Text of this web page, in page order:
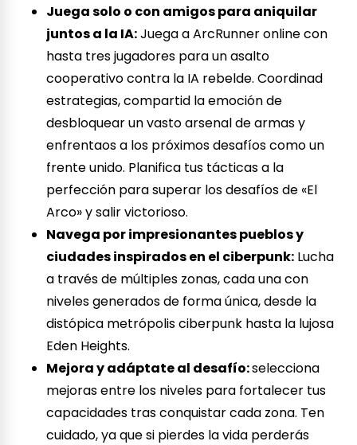
Juega solo o con amigos para aniquilar
juntos a la IA:Juega a ArcRunner online con
hasta tres jugadores para un asalto
cooperativo contra la IA rebelde. Coordinad
estrategias, compartid la emoción de
desbloquear un vasto arsenal de armas y
enfrentaos a los próximos desafíos como un
frente unido. Planifica tus tácticas a la
perfección para superar los desafíos de «El
Arco» y salir victorioso.
Navega por impresionantes pueblos y
ciudades inspirados en el ciberpunk: Lucha
a través de múltiples zonas, cada una con
niveles generados de forma única, desde la
distópica metrópolis ciberpunk hasta la lujosa
Eden Heights.
Mejora y adáptate al desafío:selecciona
mejoras entre los niveles para fortalecer tus
capacidades tras conquistar cada zona. Ten
cuidado, ya que si pierdes la vida perderás